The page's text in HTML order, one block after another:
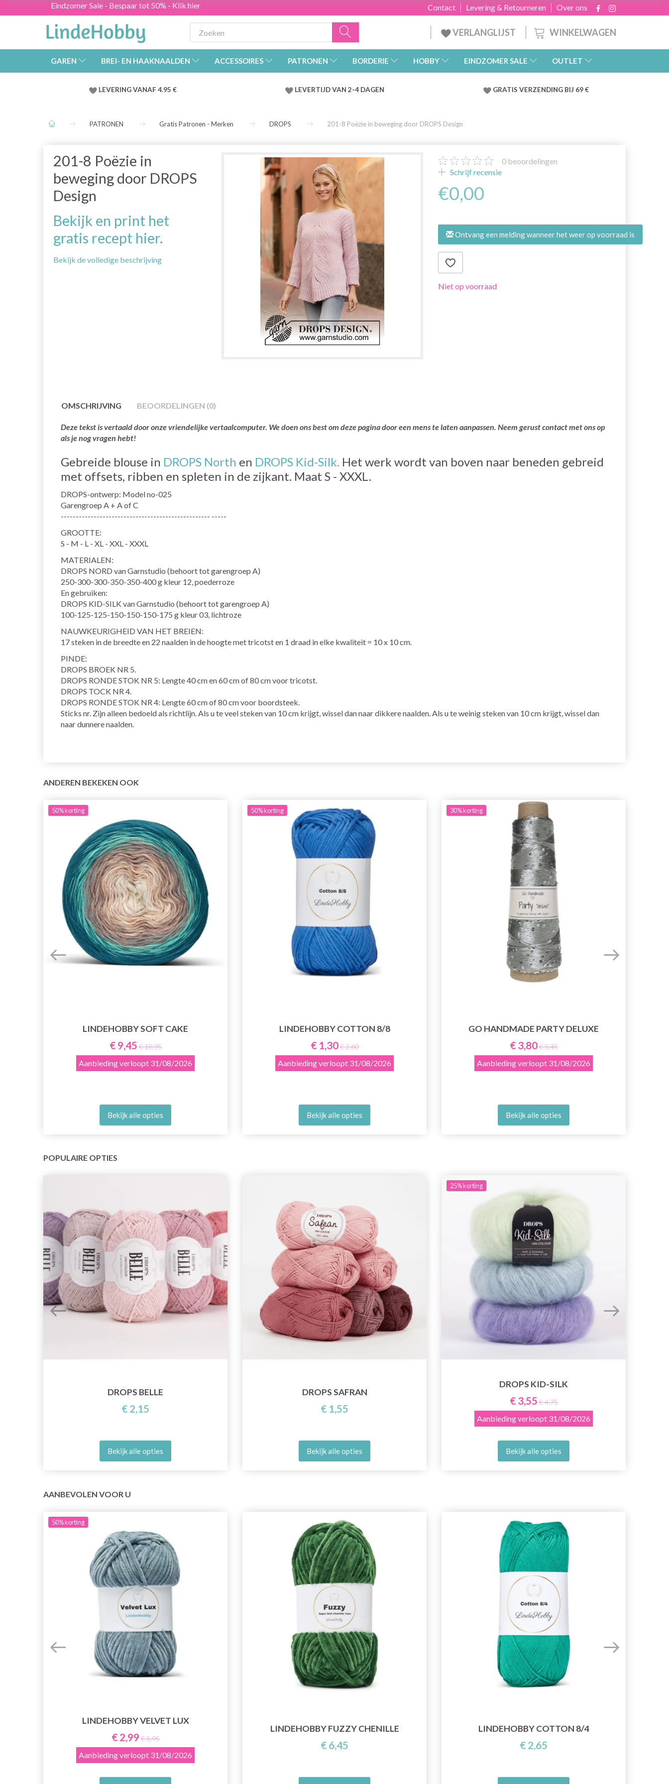
Eindzomer Sale - Bespaar tot 50% - Klik hier Over ons
Levering & Retourneren
Contact
WINKELWAGEN
VERLANGLIJST
GAREN BREI- EN HAAKNAALDEN ACCESSOIRES PATRONEN BORDERIE HOBBY EINDZOMER SALE OUTLET
LEVERING VANAF 4.95 € LEVERTIJD VAN 2-4 DAGEN GRATIS VERZENDING BIJ 69 €
PATRONEN Gratis Patronen - Merken DROPS 201-8 Poëzie in beweging door DROPS Design
201-8 Poëzie in
beweging door DROPS
Design
Bekijk en print het
gratis recept hier.
Bekijk de volledige beschrijving
0 beoordelingen
Schrijf recensie
€0,00
Ontvang een melding wanneer het weer op voorraad is
Niet op voorraad
OMSCHRIJVING BEOORDELINGEN (0)
Deze tekst is vertaald door onze vriendelijke vertaalcomputer. We doen ons best om deze pagina door een mens te laten aanpassen. Neem gerust contact met ons op
als je nog vragen hebt!
Gebreide blouse in DROPS North en DROPS Kid-Silk. Het werk wordt van boven naar beneden gebreid
met offsets, ribben en spleten in de zijkant. Maat S - XXXL.
DROPS-ontwerp: Model no-025
Garengroep A + A of C
-------------------------------------------------- -----
GROOTTE:
S - M - L - XL - XXL - XXXL
MATERIALEN:
DROPS NORD van Garnstudio (behoort tot garengroep A)
250-300-300-350-350-400 g kleur 12, poederroze
En gebruiken:
DROPS KID-SILK van Garnstudio (behoort tot garengroep A)
100-125-125-150-150-150-175 g kleur 03, lichtroze
NAUWKEURIGHEID VAN HET BREIEN:
17 steken in de breedte en 22 naalden in de hoogte met tricotst en 1 draad in elke kwaliteit = 10 x 10 cm.
PINDE:
DROPS BROEK NR 5.
DROPS RONDE STOK NR 5: Lengte 40 cm en 60 cm of 80 cm voor tricotst.
DROPS TOCK NR 4.
DROPS RONDE STOK NR 4: Lengte 60 cm of 80 cm voor boordsteek.
Sticks nr. Zijn alleen bedoeld als richtlijn. Als u te veel steken van 10 cm krijgt, wissel dan naar dikkere naalden. Als u te weinig steken van 10 cm krijgt, wissel dan
naar dunnere naalden.
ANDEREN BEKEKEN OOK
50%korting
LINDEHOBBY SOFT CAKE
€ 9,45 € 18,95
Aanbieding verloopt 31/08/2026
Bekijk alle opties
50%korting
LINDEHOBBY COTTON 8/8
€ 1,30€ 2,60
Aanbieding verloopt 31/08/2026
Bekijk alle opties
30%korting
GO HANDMADE PARTY DELUXE
€ 3,80€ 5,45
Aanbieding verloopt 31/08/2026
Bekijk alle opties
POPULAIRE OPTIES
DROPS BELLE
€ 2,15
Bekijk alle opties
DROPS SAFRAN
€ 1,55
Bekijk alle opties
25%korting
DROPS KID-SILK
€ 3,55 € 4,75
Aanbieding verloopt 31/08/2026
Bekijk alle opties
AANBEVOLEN VOOR U
50%korting
LINDEHOBBY VELVET LUX
€ 2,99 € 5,95
Aanbieding verloopt 31/08/2026
LINDEHOBBY FUZZY CHENILLE
€ 6,45
LINDEHOBBY COTTON 8/4
€ 2,65